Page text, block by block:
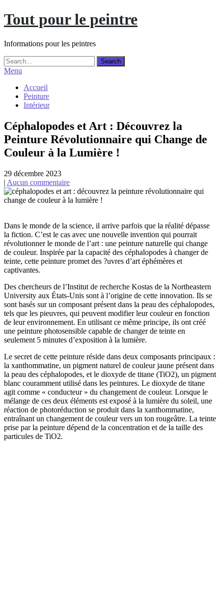
Skip
to
Tout pour le peintre
Informations pour les peintres
Menu
Accueil
Peinture
Intérieur
Céphalopodes et Art : Découvrez la
Peinture Révolutionnaire qui Change de
Couleur à la Lumière !
29 décembre 2023
| Aucun commentaire
Dans le monde de la science, il arrive parfois que la réalité dépasse
la fiction. C’est le cas avec une nouvelle invention qui pourrait
révolutionner le monde de l’art : une peinture naturelle qui change
de couleur. Inspirée par la capacité des céphalopodes à changer de
teinte, cette peinture promet des ?uvres d’art éphémères et
captivantes.
Des chercheurs de l’Institut de recherche Kostas de la Northeastern
University aux États-Unis sont à l’origine de cette innovation. Ils se
sont basés sur un composant présent dans la peau des céphalopodes,
tels que les pieuvres, qui peuvent modifier leur couleur en fonction
de leur environnement. En utilisant ce même principe, ils ont créé
une peinture photosensible capable de changer de teinte en
seulement 5 minutes d’exposition à la lumière.
Le secret de cette peinture réside dans deux composants principaux :
la xanthommatine, un pigment naturel de couleur jaune présent dans
la peau des céphalopodes, et le dioxyde de titane (TiO2), un pigment
blanc couramment utilisé dans les peintures. Le dioxyde de titane
agit comme « conducteur » du changement de couleur. Lorsque le
mélange de ces deux éléments est exposé à la lumière du soleil, une
réaction de photoréduction se produit dans la xanthommatine,
entraînant un changement de couleur vers un ton rougeâtre. La teinte
prise par la peinture dépend de la concentration et de la taille des
particules de TiO2.